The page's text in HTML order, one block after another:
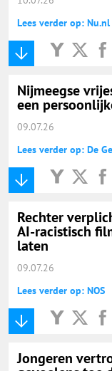
Lees verder op: Nu.nl
Nijmeegse
een
09.07.26
Lees verder op: De
Rechter
AI-racistisch
laten
09.07.26
Lees verder op: NOS
Jongeren